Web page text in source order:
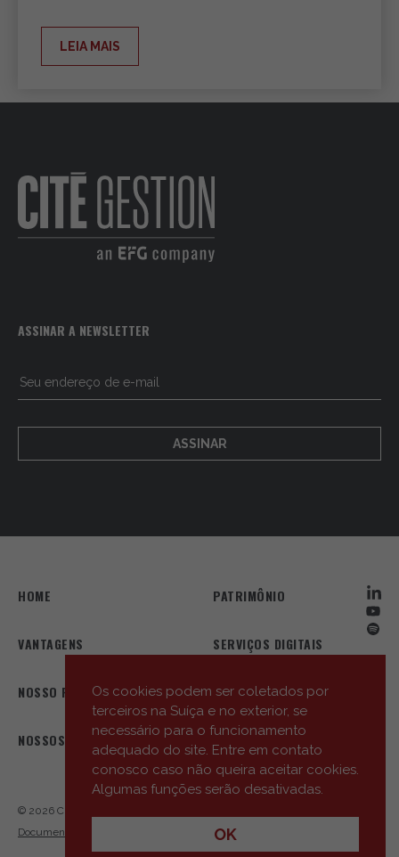
Os cookies podem ser coletados por
terceiros na Suíça e no exterior, se
necessário para o funcionamento
adequado do site. Entre em contato
conosco caso não queira aceitar cookies.
Algumas funções serão desativadas.
OK
LEIA MAIS
ASSINAR A NEWSLETTER
ASSINAR
HOME PATRIMÔNIO
VANTAGENS SERVIÇOS DIGITAIS
NOSSO PERFIL NOSSA EQUIPE
NOSSOS ESCRITÓRIOS AS NOSSAS NOVIDADES
© 2026 Cité Gestion
Documentos informativos essenciais (Key Information Documents – KID)